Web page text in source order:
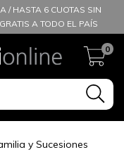
/ HASTA 6 CUOTAS SIN
A TODO EL PAÍS
0
y Sucesiones